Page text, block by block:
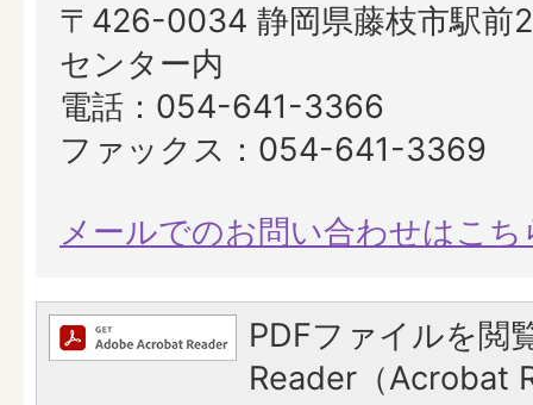
〒426-0034 静岡県藤枝市駅前
センター内
電話：054-641-3366
ファックス：054-641-3369
メールでのお問い合わせはこち
PDFファイルを閲
Reader（Acrobat